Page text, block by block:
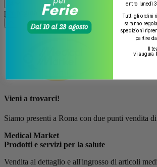
per pagina
Vieni a trovarci!
Siamo presenti a Roma con due punti vendita
Medical Market
Prodotti e servizi per la salute
Vendita al dettaglio e all'ingrosso di articoli
entro lunedì
Tutti gli ordini
saranno
spedizioni
partire
Il
vi augura